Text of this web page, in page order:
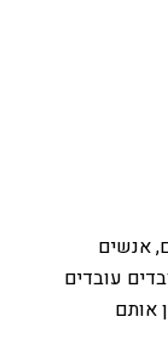
אנשים
עובדים
אותם